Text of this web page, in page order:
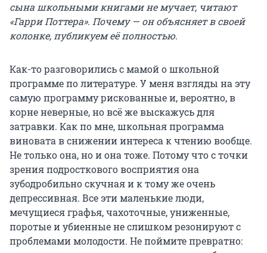
сына школьными книгами не мучает, читают
«Гарри Поттера». Почему — он объясняет в своей
колонке, публикуем её полностью.
Как-то разговорились с мамой о школьной
программе по литературе. У меня взгляды на эту
самую программу рискованные и, вероятно, в
корне неверные, но всё же выскажусь для
затравки. Как по мне, школьная программа
виновата в снижении интереса к чтению вообще.
Не только она, но и она тоже. Потому что с точки
зрения подросткового восприятия она
зубодробильно скучная и к тому же очень
депрессивная. Все эти маленькие люди,
мечущиеся графья, чахоточные, униженные,
поротые и убиенные не слишком резонируют с
проблемами молодости. Не поймите превратно: